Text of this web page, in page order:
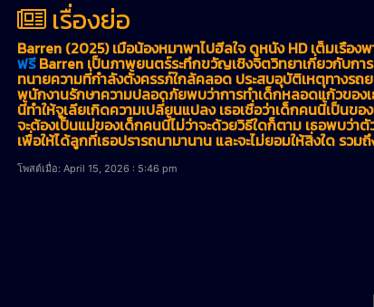
เรื่องย่อ
Barren (2025) เมื่อน้องหมาพาไปฮีลใจ ดูหนัง HD เต็มเรื่อง
ฟรีBarren เป็นภาพยนตร์ระทึกขวัญเชิงจิตวิทยาเกี่ยวกับกา
ทนายความที่กำลังตั้งครรภ์ใกล้คลอด ประสบอุบัติเหตุทางรถ
พนักงานรักษาความปลอดภัยพบว่าการทำเด็กหลอดแก้วของ
นี้ทำให้จูเลียเกิดความเปลี่ยนแปลง เธอเชื่อว่าเด็กคนนี้เป็นขอ
จะต้องเป็นแม่ของเด็กคนนี้ไม่ว่าจะด้วยวิธีใดก็ตาม เธอพบว่า
เพื่อให้ได้ลูกที่เธอปรารถนามานาน และจะไม่ยอมให้สิ่งใด รวม
โพสต์เมื่อ: April 15, 2026 : 5:46 pm